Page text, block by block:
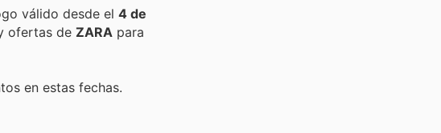
válido desde el 4 de
ofertas de ZARA para
en estas fechas.